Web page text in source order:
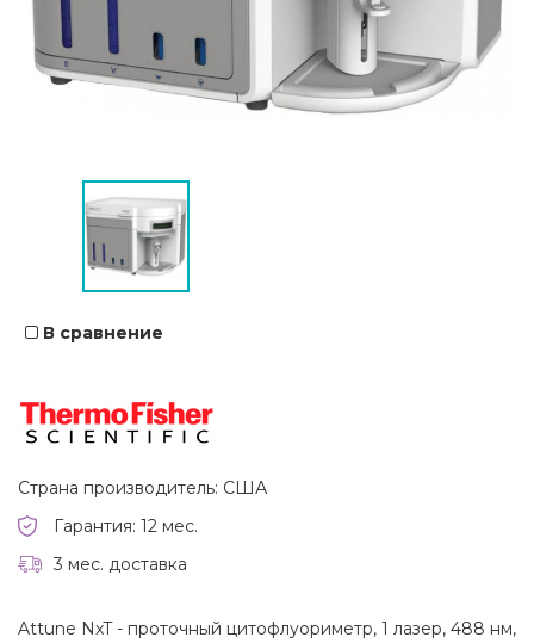
В сравнение
Страна производитель: США
Гарантия: 12 мес.
3 мес. доставка
Attune NxT - проточный цитофлуориметр, 1 лазер, 488 нм,